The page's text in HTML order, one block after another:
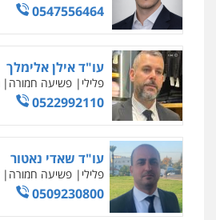
0547556464
עו"ד אילן אלימלך
פלילי פשיעה חמורה
0522992110
עו"ד שאדי נאטור
פלילי פשיעה חמורה
0509230800